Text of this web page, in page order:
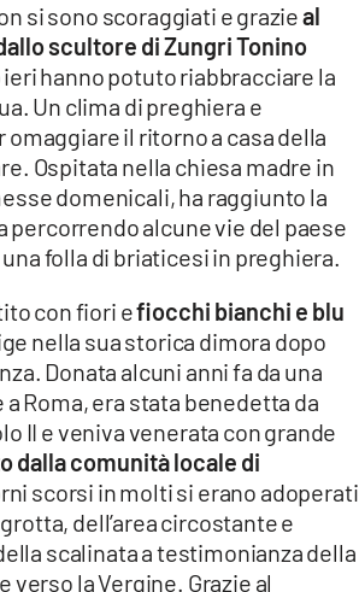
si sono scoraggiati e grazieal
scultore di Zungri Tonino
ieri hanno potuto riabbracciare la
Un clima di preghiera e
il ritorno a casa della
Ospitata nella chiesa madre in
domenicali, ha raggiunto la
percorrendo alcune vie del paese
folla di briaticesi in preghiera.
con fiori efiocchi bianchi e blu
nella sua storica dimora dopo
Donata alcuni anni fa da una
Roma, era stata benedetta da
II e veniva venerata con grande
dalla comunità locale di
scorsi in molti si erano adoperati
dell’area circostante e
scalinata a testimonianza della
verso la Vergine. Grazie al